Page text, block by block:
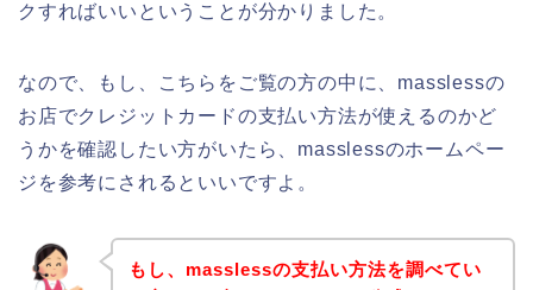
クすればいいということが分かりました。
なので、もし、こちらをご覧の方の中に、masslessの
お店でクレジットカードの支払い方法が使えるのかど
うかを確認したい方がいたら、masslessのホームペー
ジを参考にされるといいですよ。
もし、masslessの支払い方法を調べてい